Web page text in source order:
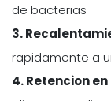
de bacterias
3.
rapidamente a
4. Retencion